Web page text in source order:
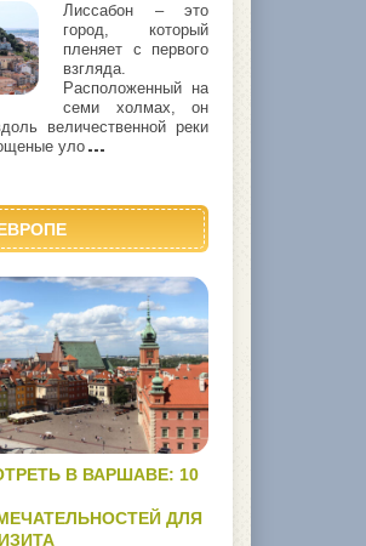
Лиссабон – это
город, который
пленяет с первого
взгляда.
Расположенный на
семи холмах, он
величественной реки
уло
В ВАРШАВЕ: 10
ДЛЯ